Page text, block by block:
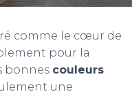
comme le cœur de
pour la
bonnes couleurs
une